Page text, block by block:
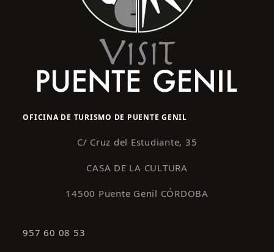
OFICINA DE TURISMO DE PUENTE GENIL
C/ Cruz del Estudiante, 35
CASA DE LA CULTURA
14500 Puente Genil CÓRDOBA
957 60 08 53